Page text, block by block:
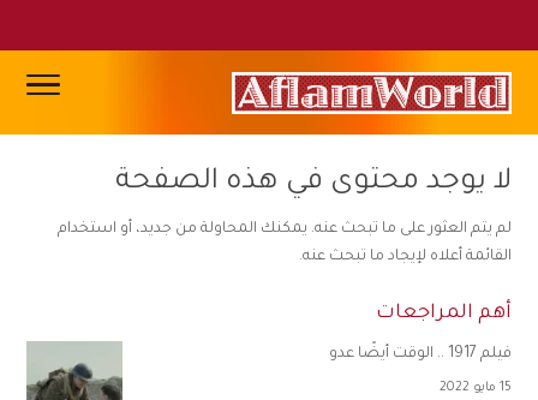
لا يوجد محتوى في هذه الصفحة
لم يتم العثور على ما تبحث عنه. يمكنك المحاولة من جديد، أو استخدام
القائمة أعلاه لإيجاد ما تبحث عنه.
أهم المراجعات
فيلم 1917 .. الوقت أيضًا عدو
15 مايو 2022